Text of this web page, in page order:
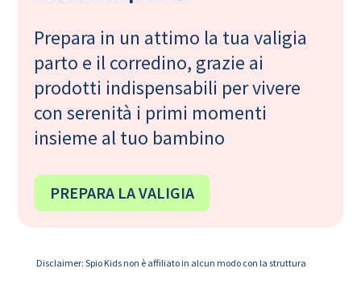
Prepara in un attimo la tua valigia
parto e il corredino, grazie ai
prodotti indispensabili per vivere
con serenità i primi momenti
insieme al tuo bambino
PREPARA LA VALIGIA
Disclaimer: Spio Kids non è affiliato in alcun modo con la struttura